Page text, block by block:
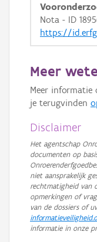
Nota - ID
https://
Meer
Meer informatie
je terugvinden
Disclaimer
Het agentschap
documenten op
niet aansprakelijk
rechtmatigheid van
opmerkingen of
van de dossiers of
informatie in onze